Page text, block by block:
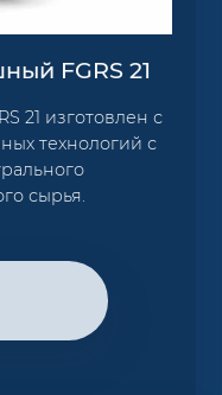
FGRS 21
21 изготовлен с
технологий с
сырья.